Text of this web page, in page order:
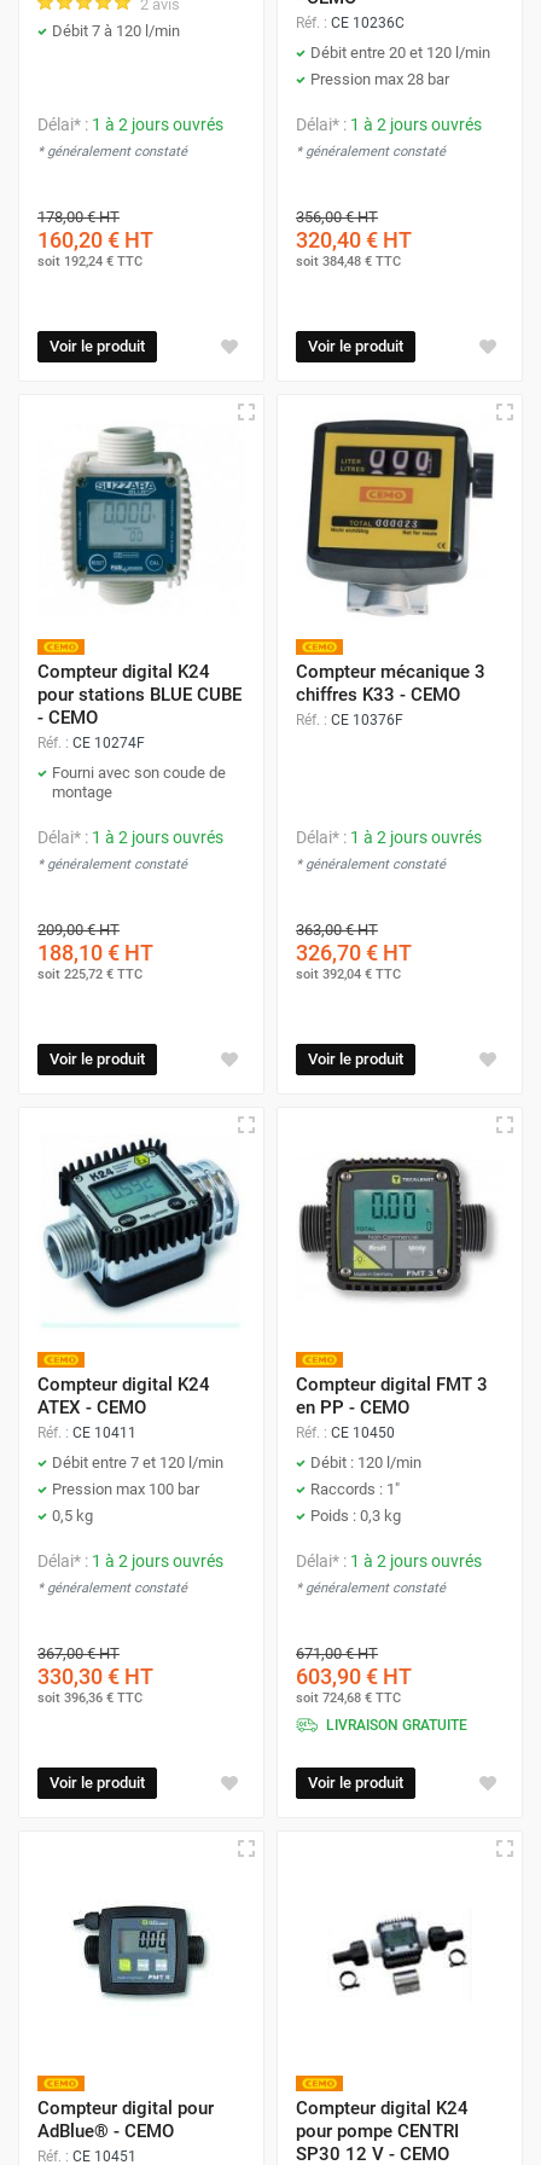
2 avis
Débit 7 à 120 l/min
Délai* : 1 à 2 jours ouvrés
* généralement constaté
178,00 €HT
160,20 € HT
soit 192,24 € TTC
Voir le produit
Réf. : CE 10236C
Débit entre 20 et 120 l/min
Pression max 28 bar
Délai* : 1 à 2 jours ouvrés
* généralement constaté
356,00 €HT
320,40 € HT
soit 384,48 € TTC
Voir le produit
Compteur digital K24
pour stations BLUE CUBE
- CEMO
Réf. : CE 10274F
Fourni avec son coude de
montage
Délai* : 1 à 2 jours ouvrés
* généralement constaté
209,00 €HT
188,10 € HT
soit 225,72 € TTC
Voir le produit
Compteur mécanique 3
chiffres K33 - CEMO
Réf. : CE 10376F
Délai* : 1 à 2 jours ouvrés
* généralement constaté
363,00 €HT
326,70 € HT
soit 392,04 € TTC
Voir le produit
Compteur digital K24
ATEX - CEMO
Réf. : CE 10411
Débit entre 7 et 120 l/min
Pression max 100 bar
0,5 kg
Délai* : 1 à 2 jours ouvrés
* généralement constaté
367,00 €HT
330,30 € HT
soit 396,36 € TTC
Voir le produit
Compteur digital FMT 3
en PP - CEMO
Réf. : CE 10450
Débit : 120 l/min
Raccords : 1"
Poids : 0,3 kg
Délai* : 1 à 2 jours ouvrés
* généralement constaté
671,00 €HT
603,90 € HT
soit 724,68 € TTC
LIVRAISON GRATUITE
Voir le produit
Compteur digital pour
AdBlue® - CEMO
Réf. : CE 10451
Compteur digital K24
pour pompe CENTRI
SP30 12 V - CEMO